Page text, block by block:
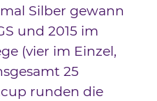
Silber gewann
und 2015 im
(vier im Einzel,
25
runden die